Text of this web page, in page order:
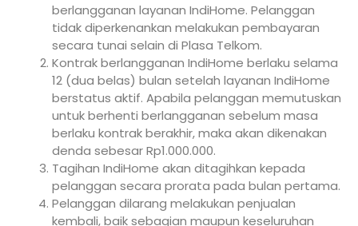
berlangganan layanan IndiHome. Pelanggan
tidak diperkenankan melakukan pembayaran
secara tunai selain di Plasa Telkom.
Kontrak berlangganan IndiHome berlaku selama
12 (dua belas) bulan setelah layanan IndiHome
berstatus aktif. Apabila pelanggan memutuskan
untuk berhenti berlangganan sebelum masa
berlaku kontrak berakhir, maka akan dikenakan
denda sebesar Rp1.000.000.
Tagihan IndiHome akan ditagihkan kepada
pelanggan secara prorata pada bulan pertama.
Pelanggan dilarang melakukan penjualan
kembali, baik sebagian maupun keseluruhan